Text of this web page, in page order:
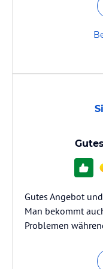
Gutes Angebot
Man bekommt
Problemen